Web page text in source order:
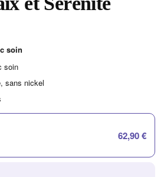
soin
soin
sans nickel
62,90 €